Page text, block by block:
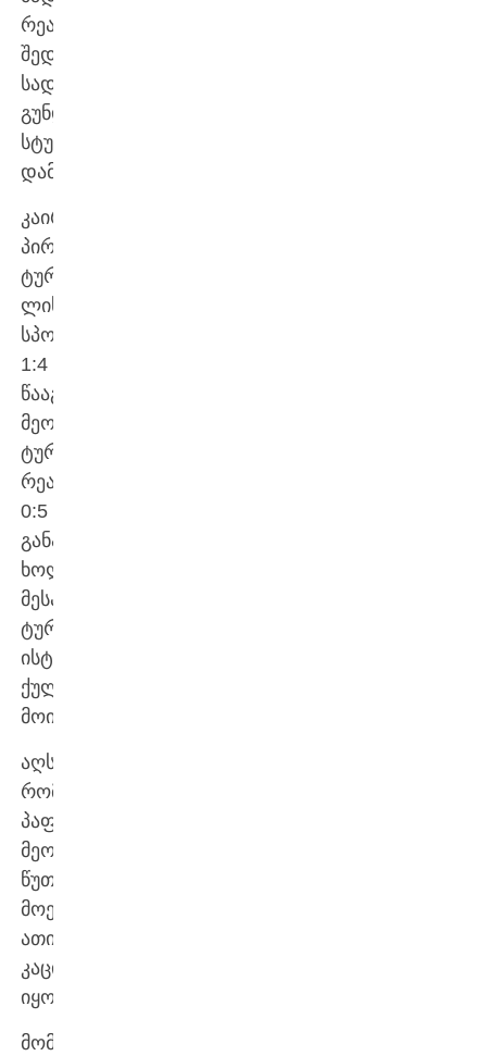
რეალთან
შედგა,
სადაც
გუნდი
სტუმრად
დამარცხდა.
კაირატმა
პირველ
ტურში
ლისაბონის
სპორტინგთან
1:4
წააგო,
მეორე
ტურში
რეალთან
0:5
განადგურდა,
ხოლო
მესამე
ტურში
ისტორიული
ქულა
მოიპოვა.
აღსანიშნავია,
რომ
პაფოსი
მეოთხე
წუთიდან
მოედანზე
ათი
კაცით
იყო.
მომდევნო